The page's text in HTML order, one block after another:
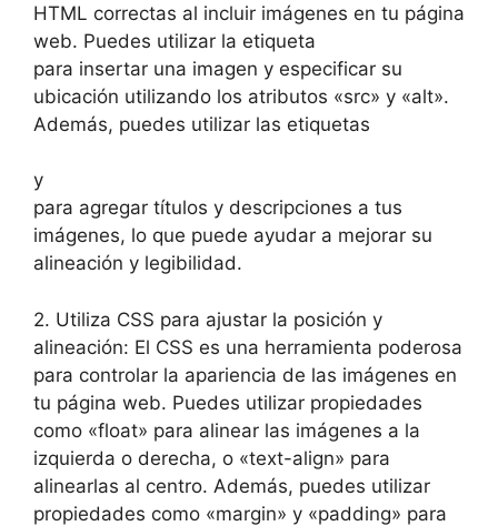
HTML correctas al incluir imágenes en tu página
web. Puedes utilizar la etiqueta
para insertar una imagen y especificar su
ubicación utilizando los atributos «src» y «alt».
Además, puedes utilizar las etiquetas
y
para agregar títulos y descripciones a tus
imágenes, lo que puede ayudar a mejorar su
alineación y legibilidad.
2. Utiliza CSS para ajustar la posición y
alineación: El CSS es una herramienta poderosa
para controlar la apariencia de las imágenes en
tu página web. Puedes utilizar propiedades
como «float» para alinear las imágenes a la
izquierda o derecha, o «text-align» para
alinearlas al centro. Además, puedes utilizar
propiedades como «margin» y «padding» para